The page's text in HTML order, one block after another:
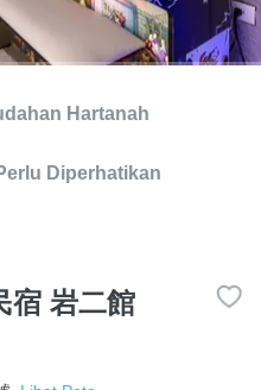
Hartanah
Diperhatikan
宿 岩二館